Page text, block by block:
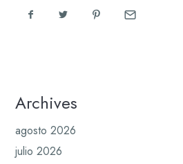
Archives
agosto 2026
julio 2026